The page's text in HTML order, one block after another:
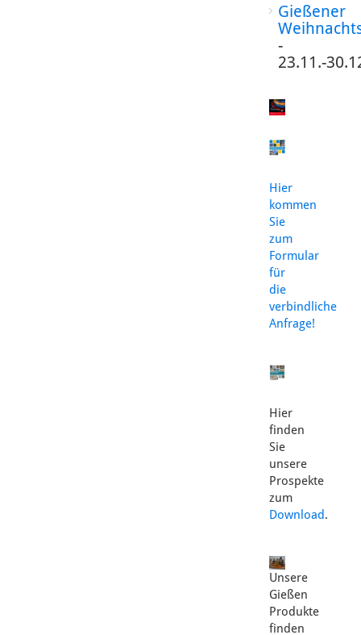
Gießener
-
23.11.-
Hier
kommen
Sie
zum
Formular
für
die
verbindliche
Anfrage!
Hier
finden
Sie
unsere
Prospekte
zum
Download.
Unsere
Gießen
Produkte
finden